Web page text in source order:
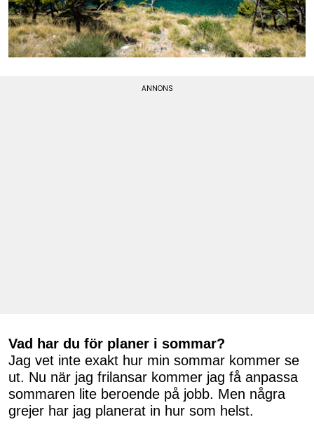
Vad har du för planer i sommar?
Jag vet inte exakt hur min sommar kommer se
ut. Nu när jag frilansar kommer jag få anpassa
sommaren lite beroende på jobb. Men några
grejer har jag planerat in hur som helst.